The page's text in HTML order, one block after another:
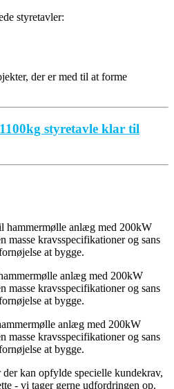
styretavler:
der er med til at forme
styretavle klar til
anlæg med 200kW
masse kravsspecifikationer og sans
at bygge.
anlæg med 200kW
masse kravsspecifikationer og sans
at bygge.
kan opfylde specielle kundekrav,
- vi tager gerne udfordringen op.